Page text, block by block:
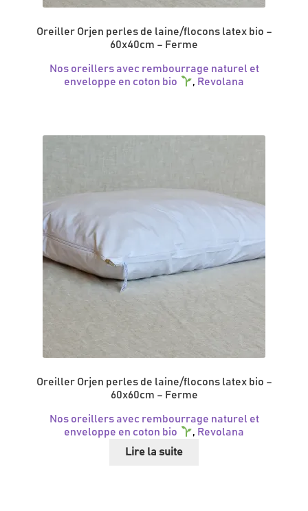
Oreiller Orjen perles de laine/flocons latex bio –
60x40cm – Ferme
Nos oreillers avec rembourrage naturel et
enveloppe en coton bio
, Revolana
Oreiller Orjen perles de laine/flocons latex bio –
60x60cm – Ferme
Nos oreillers avec rembourrage naturel et
enveloppe en coton bio
, Revolana
Lire la suite